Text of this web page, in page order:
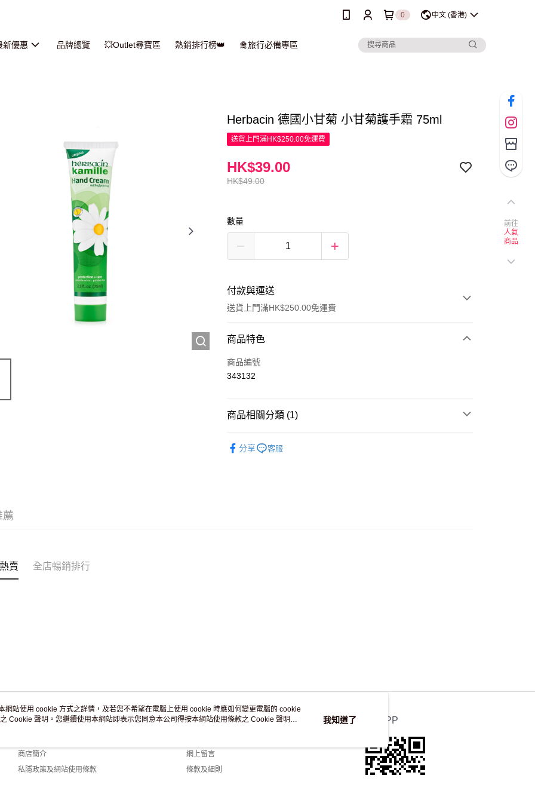
0 中文 (香港)
新優惠 品牌總覽 💥Outlet尋寶區 熱銷排行榜👑 🛅旅行必備專區
Herbacin 德國小甘菊 小甘菊護手霜 75ml
送貨上門滿HK$250.00免運費
HK$49.00
HK$39.00
數量
付款與運送
送貨上門滿HK$250.00免運費
付款方式
信用卡
商品特色
商品編號
343132
商品相關分類 (1)
分享
客服
薦
賣 全店暢銷排行
關於我們
商店簡介
私隱政策及網站使用條款
客戶服務
網上留言
條款及細則
官方APP
前往
人氣
商品
網站使用 cookie 方式之詳情，及若您不希望在電腦上使用 cookie 時應如何變更電腦的 cookie
Cookie 聲明。您繼續使用本網站即表示您同意本公司得按本網站使用條款之 Cookie 聲明使
我知道了